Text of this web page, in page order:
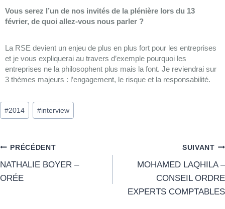
Vous serez l’un de nos invités de la plénière lors du 13
février, de quoi allez-vous nous parler ?
La RSE devient un enjeu de plus en plus fort pour les entreprises
et je vous expliquerai au travers d’exemple pourquoi les
entreprises ne la philosophent plus mais la font. Je reviendrai sur
3 thèmes majeurs : l’engagement, le risque et la responsabilité.
#2014 #interview
PRÉCÉDENT
NATHALIE BOYER –
ORÉE
SUIVANT
MOHAMED LAQHILA –
CONSEIL ORDRE
EXPERTS COMPTABLES